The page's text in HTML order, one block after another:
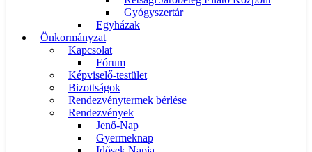
Gyógyszertár
Egyházak
Önkormányzat
Kapcsolat
Fórum
Képviselő-testület
Bizottságok
Rendezvénytermek bérlése
Rendezvények
Jenő-Nap
Gyermeknap